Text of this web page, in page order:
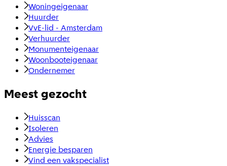
Woningeigenaar
Huurder
VvE-lid - Amsterdam
Verhuurder
Monumenteigenaar
Woonbooteigenaar
Ondernemer
Meest gezocht
Huisscan
Isoleren
Advies
Energie besparen
Vind een vakspecialist